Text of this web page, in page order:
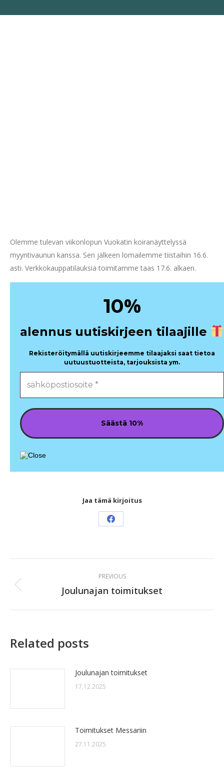
Olemme tulevan viikonlopun Vuokatin koiranäyttelyssä
myyntivaunun kanssa. Sen jälkeen lomailemme tiistaihin 16.6.
asti. Verkkokauppatilauksia toimitamme taas 17.6. alkaen.
10%
alennus uutiskirjeen tilaajille
Rekisteröitymällä uutiskirjeemme tilaajaksi saat tietoa
uutuustuotteista, tarjouksista ym.
Jaa tämä kirjoitus
Share
Facebook
navigation
PREVIOUS
Previous
Joulunajan toimitukset
Related posts
Joulunajan toimitukset
17.12.2025
Toimitukset Messariin
27.11.2025